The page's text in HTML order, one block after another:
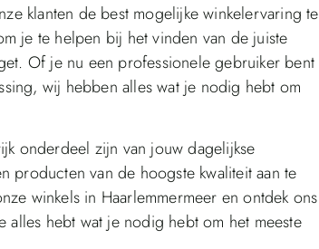
klanten de best mogelijke winkelervaring te
je te helpen bij het vinden van de juiste
Of je nu een professionele gebruiker bent
wij hebben alles wat je nodig hebt om
onderdeel zijn van jouw dagelijkse
producten van de hoogste kwaliteit aan te
winkels in Haarlemmermeer en ontdek ons
alles hebt wat je nodig hebt om het meeste